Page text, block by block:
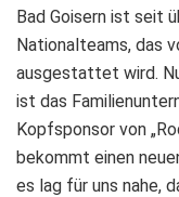
Bad Goisern ist seit
Nationalteams, das
ausgestattet wird.
ist das
Kopfsponsor von
bekommt einen
es lag für uns nahe,